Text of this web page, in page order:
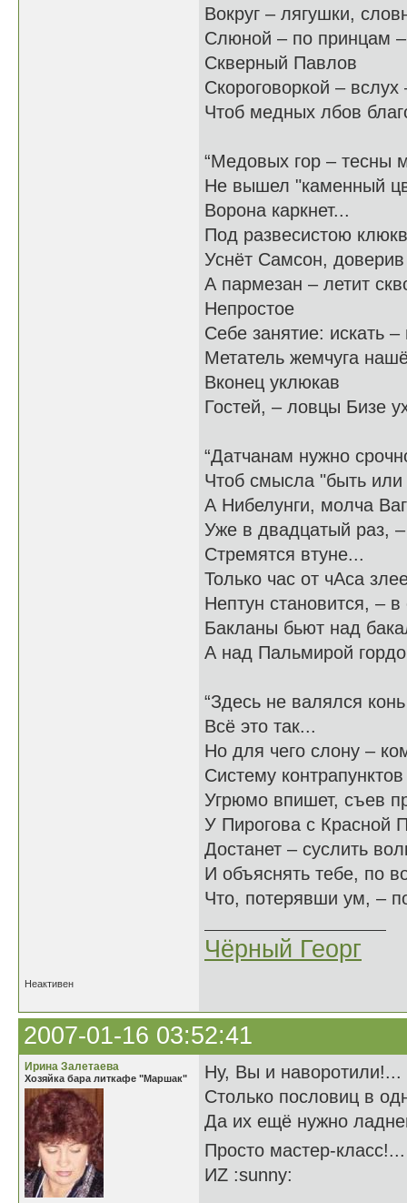
Вокруг – лягушки,
Слюной – по принцам –
Скверный Павлов
Скороговоркой – вслух
Чтоб медных лбов
“Медовых гор – тесны
Не вышел "каменный
Ворона каркнет...
Под развесистою
Уснёт Самсон,
А пармезан – летит
Непростое
Себе занятие: искать
Метатель жемчуга
Вконец уклюкав
Гостей, – ловцы Бизе
“Датчанам нужно
Чтоб смысла "быть
А Нибелунги, молча
Уже в двадцатый раз,
Стремятся втуне...
Только час от чАса
Нептун становится, –
Бакланы бьют над
А над Пальмирой
“Здесь не валялся
Всё это так...
Но для чего слону –
Систему
Угрюмо впишет, съев
У Пирогова с Красной
Достанет – суслить
И объяснять тебе, по
Что, потерявши ум, –
Чёрный Георг
Неактивен
2007-01-16 03:52:41
Ирина Залетаева
Хозяйка бара литкафе "Маршак"
Ну, Вы и наворотили!...
Столько пословиц в
Да их ещё нужно
Просто мастер-
ИZ :sunny: